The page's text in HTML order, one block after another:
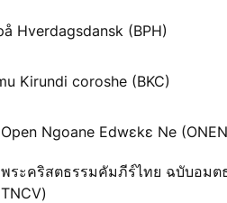
Hverdagsdansk (BPH)
Kirundi coroshe (BKC)
Ngoane Edwɛkɛ Ne
ระคริสตธรรมคัมภีร์ไทย ฉบับอมต